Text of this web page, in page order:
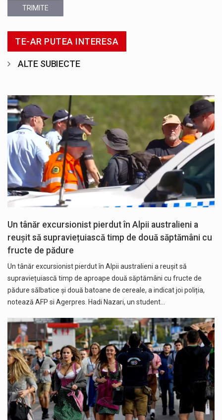
TRIMITE
TE-AR PUTEA INTERESA
ALTE SUBIECTE
Un tânăr excursionist pierdut în Alpii australieni a
reușit să supraviețuiască timp de două săptămâni cu
fructe de pădure
Un tânăr excursionist pierdut în Alpii australieni a reușit să
supraviețuiască timp de aproape două săptămâni cu fructe de
pădure sălbatice și două batoane de cereale, a indicat joi poliția,
notează AFP si Agerpres. Hadi Nazari, un student…